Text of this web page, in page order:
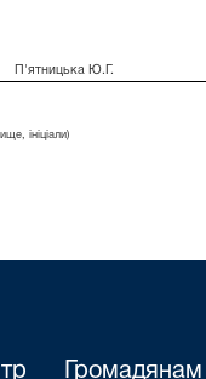
П'ятницька Ю.Г.
ініціали)
Громадянам